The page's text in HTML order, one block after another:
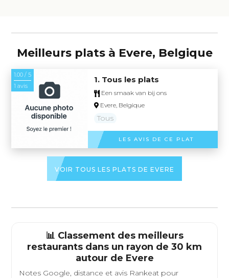
Meilleurs plats à Evere, Belgique
1.00 / 5
1 avis
1. Tous les plats
Een smaak van bij ons
Evere, Belgique
Tous
LES AVIS DE CE PLAT
VOIR TOUS LES PLATS DE EVERE
📊 Classement des meilleurs
restaurants dans un rayon de 30 km
autour de Evere
Notes Google, distance et avis Rankeat pour